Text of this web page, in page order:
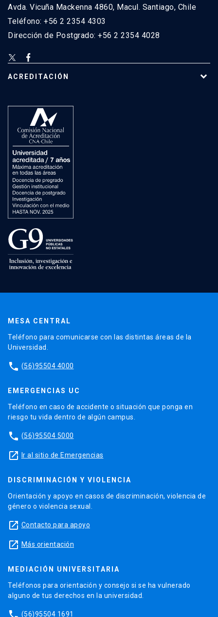
Avda. Vicuña Mackenna 4860, Macul. Santiago, Chile
Teléfono: +56 2 2354 4303
Dirección de Postgrado: +56 2 2354 4028
ACREDITACIÓN
MESA CENTRAL
Teléfono para comunicarse con las distintas áreas de la
Universidad.
phone (56)95504 4000
EMERGENCIAS UC
Teléfono en caso de accidente o situación que ponga en
riesgo tu vida dentro de algún campus.
phone (56)95504 5000
launch Ir al sitio de Emergencias
DISCRIMINACIÓN Y VIOLENCIA
Orientación y apoyo en casos de discriminación, violencia de
género o violencia sexual.
launch Contacto para apoyo
launch Más orientación
MEDIACIÓN UNIVERSITARIA
Teléfonos para orientación y consejo si se ha vulnerado
alguno de tus derechos en la universidad.
(56)95504 1691